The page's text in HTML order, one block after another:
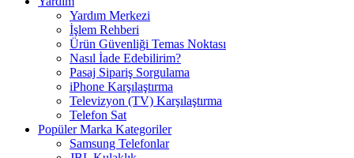
Yardım Merkezi
İşlem Rehberi
Ürün Güvenliği Temas Noktası
Nasıl İade Edebilirim?
Pasaj Sipariş Sorgulama
iPhone Karşılaştırma
Televizyon (TV) Karşılaştırma
Telefon Sat
Popüler Marka Kategoriler
Samsung Telefonlar